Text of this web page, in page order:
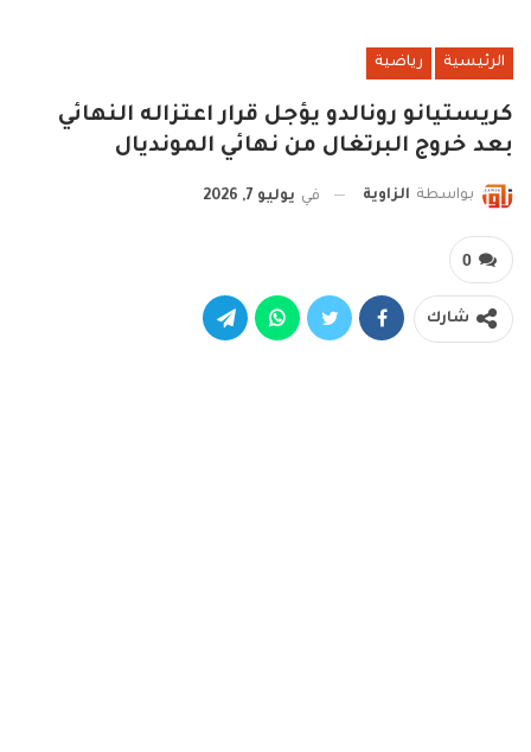
الرئيسية رياضية
كريستيانو رونالدو يؤجل قرار اعتزاله النهائي
بعد خروج البرتغال من نهائي المونديال
بواسطة الزاوية في يوليو 7, 2026
0
شارك